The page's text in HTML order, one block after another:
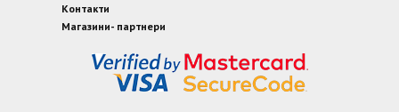
Контакти
Магазини- партнери